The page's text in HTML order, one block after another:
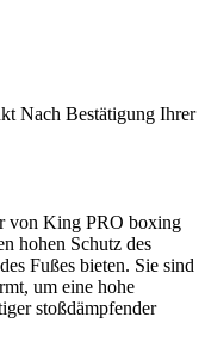
Nach Bestätigung Ihrer
von King PRO boxing
hohen Schutz des
Fußes bieten. Sie sind
um eine hohe
stoßdämpfender